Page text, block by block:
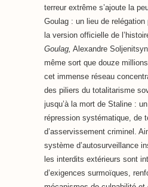
terreur extrême s’ajoute la
Goulag : un lieu de
la version officielle de
Goulag, Alexandre
même sort que douze
cet immense réseau
des piliers du totalitarisme
jusqu’à la mort de Staline :
répression systématique, de
d’asservissement criminel.
système d’autosurveillance
les interdits extérieurs sont
d’exigences surmoïques,